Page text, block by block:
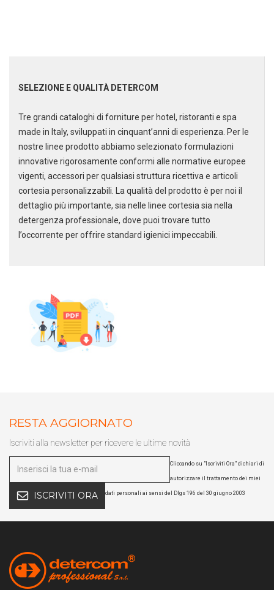
Soluzioni per la pulizia
SELEZIONE E QUALITÀ DETERCOM
Tre grandi cataloghi di forniture per hotel, ristoranti e spa
made in Italy, sviluppati in cinquant’anni di esperienza. Per le
nostre linee prodotto abbiamo selezionato formulazioni
innovative rigorosamente conformi alle normative europee
vigenti, accessori per qualsiasi struttura ricettiva e articoli
cortesia personalizzabili. La qualità del prodotto è per noi il
dettaglio più importante, sia nelle linee cortesia sia nella
detergenza professionale, dove puoi trovare tutto
l’occorrente per offrire standard igienici impeccabili.
RESTA AGGIORNATO
Iscriviti alla newsletter per ricevere le ultime novità
ISCRIVITI ORA
Cliccando su "Iscriviti Ora" dichiari di
autorizzare il trattamento dei miei
dati personali ai sensi del Dlgs 196 del 30 giugno 2003